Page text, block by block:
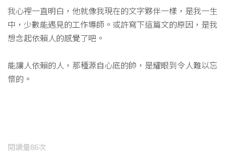
我心裡一直明白，他就像我現在的文字夥伴一樣，是我一生
中，少數能遇見的工作導師。或許寫下這篇文的原因，是我
想念起依賴人的感覺了吧。
能讓人依賴的人，那種源自心底的帥，是耀眼到令人難以忘
懷的。
閱讀量86次